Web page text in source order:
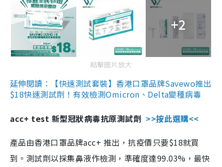
+2
點擊圖片放大
延伸閱讀：【快速測試套裝】香港口罩品牌Savewo推出
$18快速測試劑！有效檢測Omicron、Delta變種病毒
acc+ test 新型冠狀病毒抗原測試劑 >>按此選購<<
產品由香港口罩品牌acc+ 推出，抗疫價只要$18就買
到。測試劑以採集鼻液作檢測，準確度達99.03%，最快